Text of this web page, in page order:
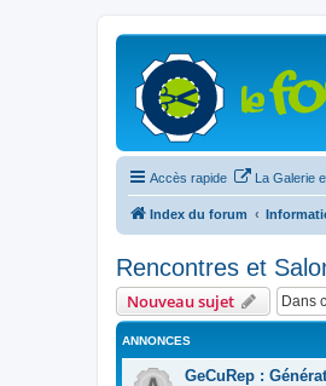
Accès rapide La Galerie
Index du forum
Rencontres et
Nouveau sujet
ANNONCES
GeCuRep :